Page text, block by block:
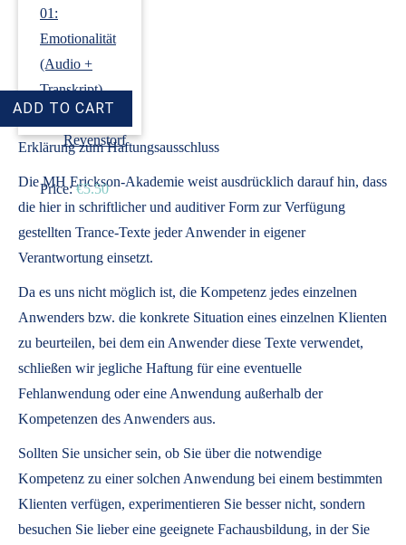
01:
Emotionalität
(Audio +
Transkript)
›Dirk
Revenstorf
Price: €5.50
Erklärung zum Haftungsausschluss
Die MH Erickson-Akademie weist ausdrücklich darauf hin, dass
die hier in schriftlicher und auditiver Form zur Verfügung
gestellten Trance-Texte jeder Anwender in eigener
Verantwortung einsetzt.
Da es uns nicht möglich ist, die Kompetenz jedes einzelnen
Anwenders bzw. die konkrete Situation eines einzelnen Klienten
zu beurteilen, bei dem ein Anwender diese Texte verwendet,
schließen wir jegliche Haftung für eine eventuelle
Fehlanwendung oder eine Anwendung außerhalb der
Kompetenzen des Anwenders aus.
Sollten Sie unsicher sein, ob Sie über die notwendige
Kompetenz zu einer solchen Anwendung bei einem bestimmten
Klienten verfügen, experimentieren Sie besser nicht, sondern
besuchen Sie lieber eine geeignete Fachausbildung, in der Sie